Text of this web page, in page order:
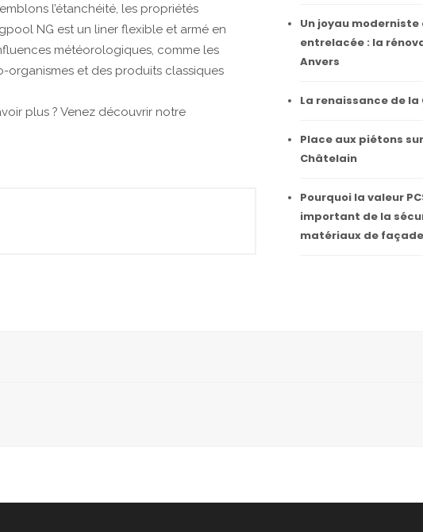
l’étanchéité, les propriétés
NG est un liner flexible et armé en
météorologiques, comme les
organismes et des produits classiques
plus ? Venez découvrir notre
Un joyau moderniste
entrelacée : la
Anvers
La renaissance de
Place aux piétons
Châtelain
Pourquoi la valeur
important de la
matériaux de façade